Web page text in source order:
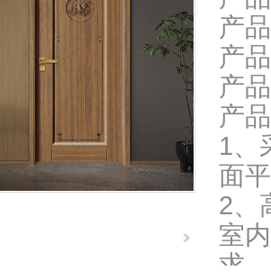
产
产
产
产
1、
面
2、
室
求